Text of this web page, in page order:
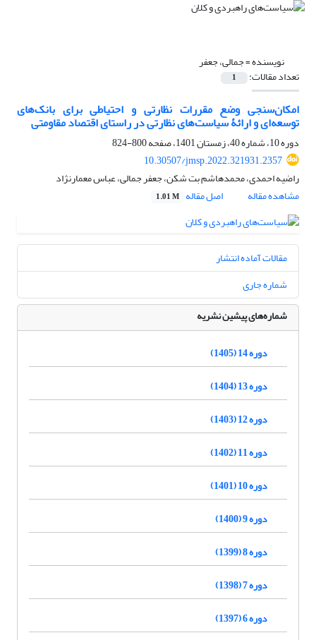
نویسنده =جمالی، جعفر
تعداد مقالات: 1
امکان‌سنجی وضع مقررات نظارتی و احتیاطی برای بانک‌های
توسعه‌ای و ارائۀ سیاست‌های نظارتی در راستای اقتصاد مقاومتی
دوره 10، شماره 40، زمستان 1401، صفحه
800-824
10.30507/jmsp.2022.321931.2357
راضیه احمدی، محمدهاشم بت شکن، جعفر جمالی، عباس معمارنژاد
مشاهده مقاله
اصل مقاله 1.01 M
مقالات آماده انتشار
شماره جاری
شماره‌های پیشین نشریه
دوره 14 (1405)
دوره 13 (1404)
دوره 12 (1403)
دوره 11 (1402)
دوره 10 (1401)
دوره 9 (1400)
دوره 8 (1399)
دوره 7 (1398)
دوره 6 (1397)